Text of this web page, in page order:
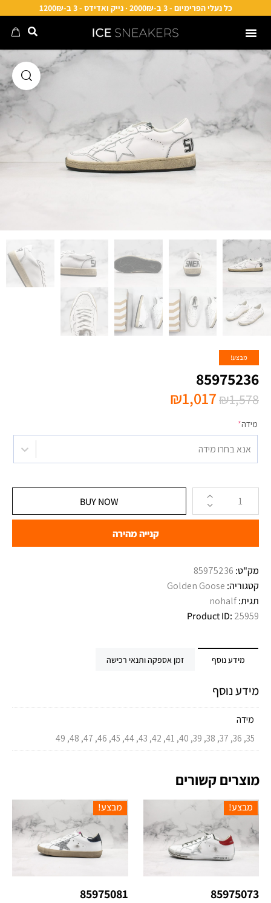
כל נעלי הפרימיום - 3 ב-2000₪ · נייק ואדידס - 3 ב-1200₪
מבצע!
85975236
₪1,578
₪1,017
מידה*
אנא בחרו מידה
BUY NOW
קנייה מהירה
מק"ט: 85975236
קטגוריה: Golden Goose
תגית:nohalf
Product ID: 25959
מידע נוסף זמן אספקה ותנאי רכישה
מידע נוסף
מידה
35, 36, 37, 38, 39, 40, 41, 42, 43, 44, 45, 46, 47, 48, 49
מוצרים קשורים
מבצע!
85975073
מבצע!
85975081